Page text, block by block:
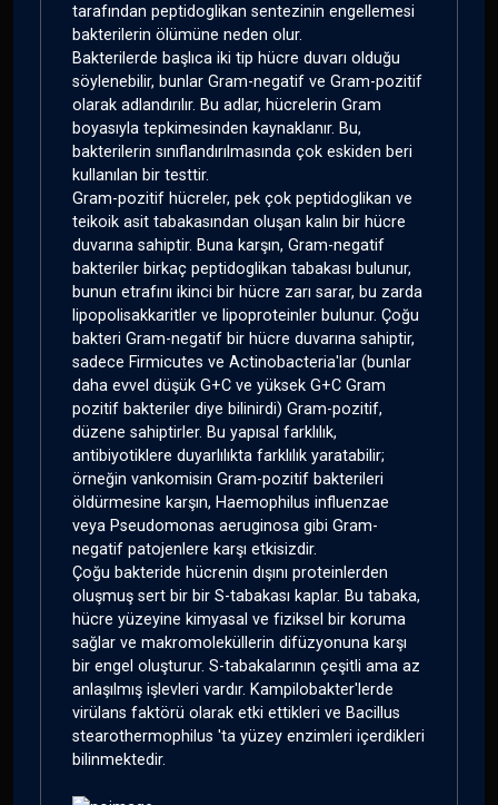
tarafından peptidoglikan sentezinin engellemesi
bakterilerin ölümüne neden olur.
Bakterilerde başlıca iki tip hücre duvarı olduğu
söylenebilir, bunlar Gram-negatif ve Gram-pozitif
olarak adlandırılır. Bu adlar, hücrelerin Gram
boyasıyla tepkimesinden kaynaklanır. Bu,
bakterilerin sınıflandırılmasında çok eskiden beri
kullanılan bir testtir.
Gram-pozitif hücreler, pek çok peptidoglikan ve
teikoik asit tabakasından oluşan kalın bir hücre
duvarına sahiptir. Buna karşın, Gram-negatif
bakteriler birkaç peptidoglikan tabakası bulunur,
bunun etrafını ikinci bir hücre zarı sarar, bu zarda
lipopolisakkaritler ve lipoproteinler bulunur. Çoğu
bakteri Gram-negatif bir hücre duvarına sahiptir,
sadece Firmicutes ve Actinobacteria'lar (bunlar
daha evvel düşük G+C ve yüksek G+C Gram
pozitif bakteriler diye bilinirdi) Gram-pozitif,
düzene sahiptirler. Bu yapısal farklılık,
antibiyotiklere duyarlılıkta farklılık yaratabilir;
örneğin vankomisin Gram-pozitif bakterileri
öldürmesine karşın, Haemophilus influenzae
veya Pseudomonas aeruginosa gibi Gram-
negatif patojenlere karşı etkisizdir.
Çoğu bakteride hücrenin dışını proteinlerden
oluşmuş sert bir bir S-tabakası kaplar. Bu tabaka,
hücre yüzeyine kimyasal ve fiziksel bir koruma
sağlar ve makromoleküllerin difüzyonuna karşı
bir engel oluşturur. S-tabakalarının çeşitli ama az
anlaşılmış işlevleri vardır. Kampilobakter'lerde
virülans faktörü olarak etki ettikleri ve Bacillus
stearothermophilus 'ta yüzey enzimleri içerdikleri
bilinmektedir.